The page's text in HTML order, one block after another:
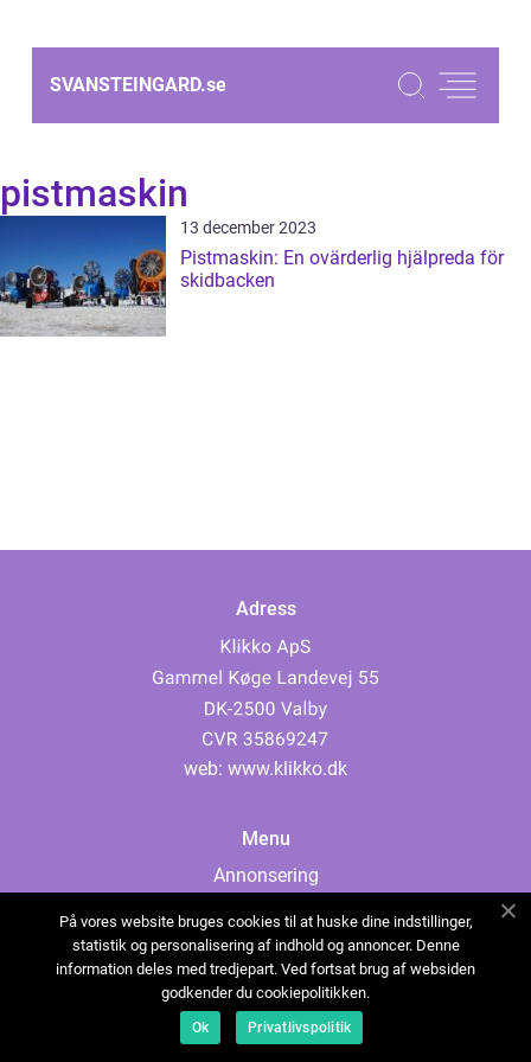
SVANSTEINGARD.se
pistmaskin
13 december 2023
Pistmaskin: En ovärderlig hjälpreda för
skidbacken
Adress
web: www.klikko.dk
Menu
Annonsering
Cookies
Kontakta oss
Sitemap
På vores website bruges cookies til at huske dine indstillinger,
statistik og personalisering af indhold og annoncer. Denne
information deles med tredjepart. Ved fortsat brug af websiden
godkender du cookiepolitikken.
Ok Privatlivspolitik